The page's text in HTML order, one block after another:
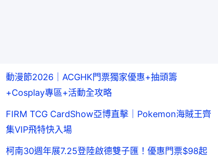
動漫節2026｜ACGHK門票獨家優惠+抽頭籌
+Cosplay專區+活動全攻略
FIRM TCG CardShow亞博直擊｜Pokemon海賊王齊
集VIP飛特快入場
柯南30週年展7.25登陸啟德雙子匯！優惠門票$98起